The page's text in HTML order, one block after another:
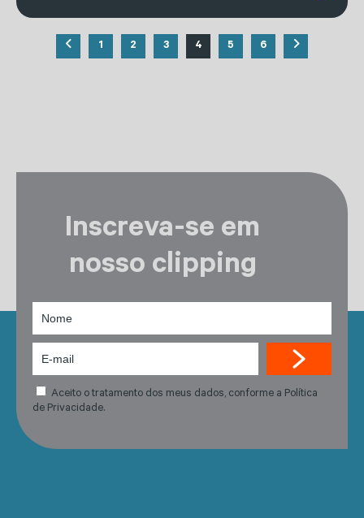
1 2 3 4 5 6
Inscreva-se em
nosso clipping
Aceito o tratamento dos meus dados, conforme a Política
de Privacidade.